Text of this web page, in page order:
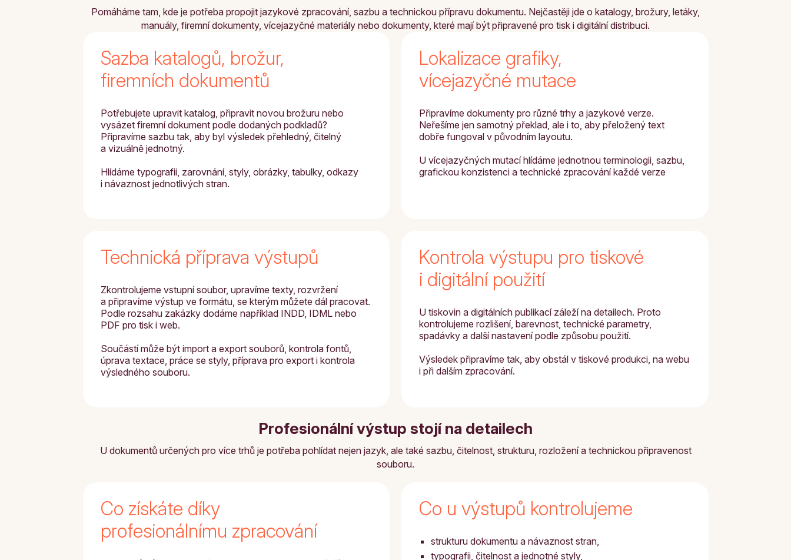
Pomáháme tam, kde je potřeba propojit jazykové zpracování, sazbu a technickou přípravu dokumentu. Nejčastěji jde o katalogy, brožury, letáky,
manuály, firemní dokumenty, vícejazyčné materiály nebo dokumenty, které mají být připravené pro tisk i digitální distribuci.
Sazba katalogů, brožur,
firemních dokumentů
Potřebujete upravit katalog, připravit novou brožuru nebo
vysázet firemní dokument podle dodaných podkladů?
Připravíme sazbu tak, aby byl výsledek přehledný, čitelný
a vizuálně jednotný.
Hlídáme typografii, zarovnání, styly, obrázky, tabulky, odkazy
i návaznost jednotlivých stran.
Lokalizace grafiky,
vícejazyčné mutace
Připravíme dokumenty pro různé trhy a jazykové verze.
Neřešíme jen samotný překlad, ale i to, aby přeložený text
dobře fungoval v původním layoutu.
U vícejazyčných mutací hlídáme jednotnou terminologii, sazbu,
grafickou konzistenci a technické zpracování každé verze
Technická příprava výstupů
Zkontrolujeme vstupní soubor, upravíme texty, rozvržení
a připravíme výstup ve formátu, se kterým můžete dál pracovat.
Podle rozsahu zakázky dodáme například INDD, IDML nebo
PDF pro tisk i web.
Součástí může být import a export souborů, kontrola fontů,
úprava textace, práce se styly, příprava pro export i kontrola
výsledného souboru.
Kontrola výstupu pro tiskové
i digitální použití
U tiskovin a digitálních publikací záleží na detailech. Proto
kontrolujeme rozlišení, barevnost, technické parametry,
spadávky a další nastavení podle způsobu použití.
Výsledek připravíme tak, aby obstál v tiskové produkci, na webu
i při dalším zpracování.
Profesionální výstup stojí na detailech
U dokumentů určených pro více trhů je potřeba pohlídat nejen jazyk, ale také sazbu, čitelnost, strukturu, rozložení a technickou připravenost
souboru.
Co získáte díky
profesionálnímu zpracování
Co u výstupů kontrolujeme
strukturu dokumentu a návaznost stran,
typografii, čitelnost a jednotné styly,